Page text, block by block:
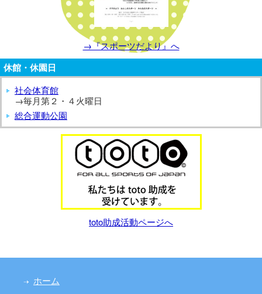
→『スポーツだより』へ
休館・休園日
社会体育館
→毎月第２・４火曜日
総合運動公園
toto助成活動ページへ
ホーム